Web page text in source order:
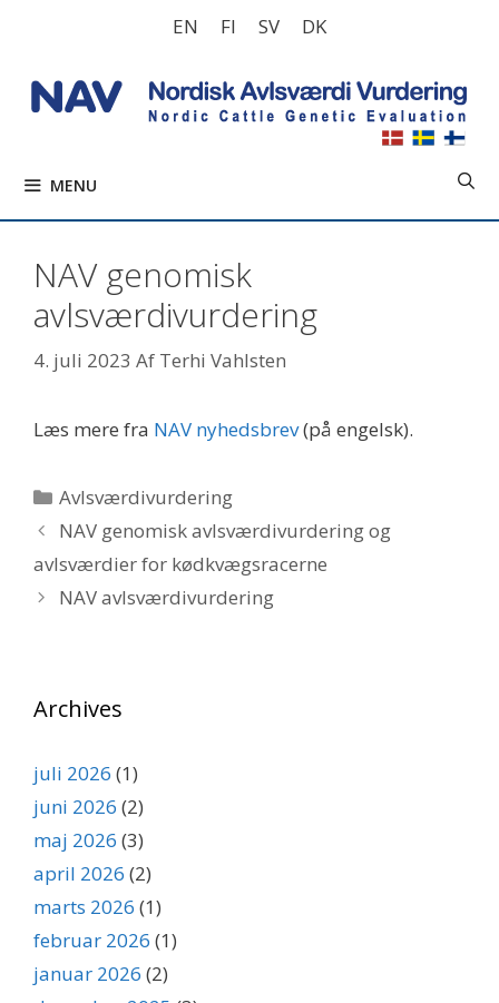
EN FI SV DK
MENU
NAV genomisk
avlsværdivurdering
4. juli 2023 Af Terhi Vahlsten
Læs mere fra NAV nyhedsbrev(på engelsk).
Kategorier
Avlsværdivurdering
NAV genomisk avlsværdivurdering og
avlsværdier for kødkvægsracerne
NAV avlsværdivurdering
Archives
juli 2026 (1)
juni 2026 (2)
maj 2026 (3)
april 2026 (2)
marts 2026 (1)
februar 2026 (1)
januar 2026 (2)